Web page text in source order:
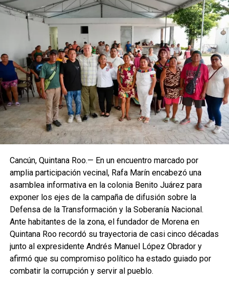
Villegas sostuvo que México debe transitar de acciones
aisladas a una política permanente de recuperación
ambiental que involucre a los tres órdenes de gobierno,
comunidades, universidades y sociedad civil. Recordó que
cerca del 70% del territorio nacional cuenta con cobertura
forestal y que el país concentra alrededor del 12% de la
biodiversidad mundial, lo que obliga a reforzar la
especialmente en el sureste mexicano.
La Jornada Nacional de Reforestación intervendrá
ecosistemas como bosques templados, selvas húmedas
y secas, matorrales, pastizales y manglares mediante la
plantación de 302 especies, de las cuales 261 son nativas
y 41 endémicas. Las acciones alcanzarán 37 Áreas
Naturales Protegidas y 17 Áreas Destinadas
Voluntariamente a la Conservación, con el objetivo de
recuperar territorios estratégicos y fortalecer la resiliencia
Cancún, Quintana Roo.— En un encuentro marcado por
amplia participación vecinal, Rafa Marín encabezó una
asamblea informativa en la colonia Benito Juárez para
exponer los ejes de la campaña de difusión sobre la
Defensa de la Transformación y la Soberanía Nacional.
Ante habitantes de la zona, el fundador de Morena en
Quintana Roo recordó su trayectoria de casi cinco décadas
junto al expresidente Andrés Manuel López Obrador y
afirmó que su compromiso político ha estado guiado por
combatir la corrupción y servir al pueblo.